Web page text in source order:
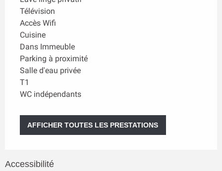
Télévision
Accès Wifi
Cuisine
Dans Immeuble
Parking à proximité
Salle d'eau privée
T1
WC indépendants
AFFICHER TOUTES LES PRESTATIONS
Accessibilité